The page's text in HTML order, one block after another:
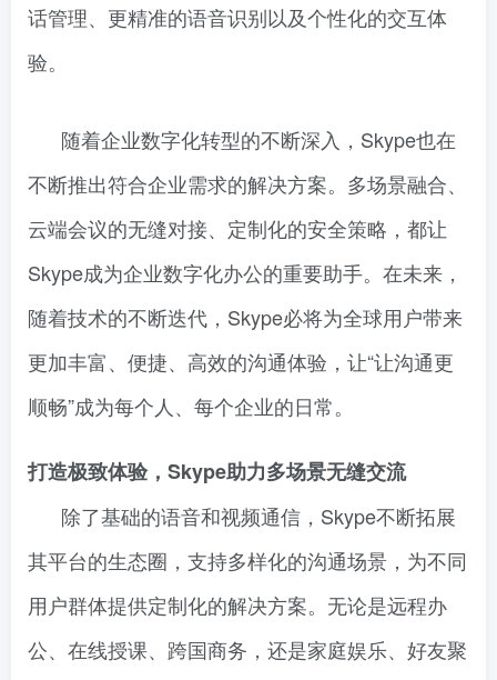
话管理、更精准的语音识别以及个性化的交互体
验。
随着企业数字化转型的不断深入，Skype也在
不断推出符合企业需求的解决方案。多场景融合、
云端会议的无缝对接、定制化的安全策略，都让
Skype成为企业数字化办公的重要助手。在未来，
随着技术的不断迭代，Skype必将为全球用户带来
更加丰富、便捷、高效的沟通体验，让“让沟通更
顺畅”成为每个人、每个企业的日常。
打造极致体验，Skype助力多场景无缝交流
除了基础的语音和视频通信，Skype不断拓展
其平台的生态圈，支持多样化的沟通场景，为不同
用户群体提供定制化的解决方案。无论是远程办
公、在线授课、跨国商务，还是家庭娱乐、好友聚